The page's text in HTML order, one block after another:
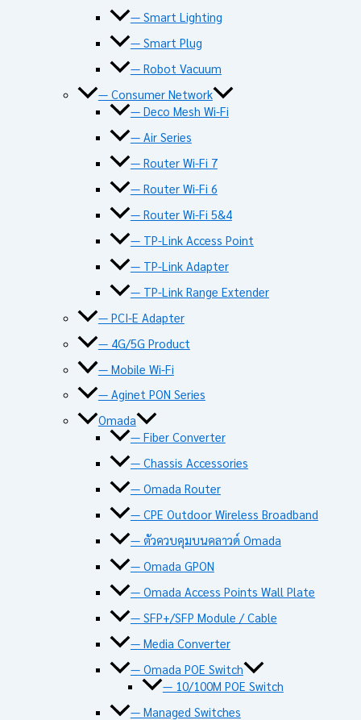
— Smart Lighting
— Smart Plug
— Robot Vacuum
— Consumer Network
— Deco Mesh Wi-Fi
— Air Series
— Router Wi-Fi 7
— Router Wi-Fi 6
— Router Wi-Fi 5&4
— TP-Link Access Point
— TP-Link Adapter
— TP-Link Range Extender
— PCI-E Adapter
— 4G/5G Product
— Mobile Wi-Fi
— Aginet PON Series
Omada
— Fiber Converter
— Chassis Accessories
— Omada Router
— CPE Outdoor Wireless Broadband
— ตัวควบคุมบนคลาวด์ Omada
— Omada GPON
— Omada Access Points Wall Plate
— SFP+/SFP Module / Cable
— Media Converter
— Omada POE Switch
— 10/100M POE Switch
— Managed Switches